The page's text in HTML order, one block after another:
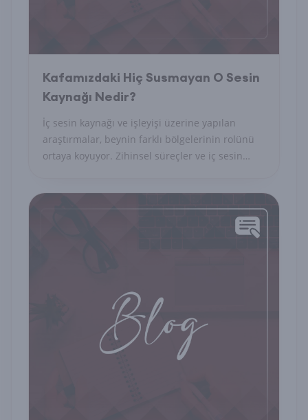
Kafamızdaki Hiç Susmayan O Sesin
Kaynağı Nedir?
İç sesin kaynağı ve işleyişi üzerine yapılan
araştırmalar, beynin farklı bölgelerinin rolünü
ortaya koyuyor. Zihinsel süreçler ve iç sesin